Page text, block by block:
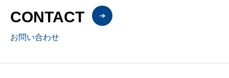
CONTACT
お問い合わせ